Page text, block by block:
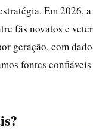
Em 2026,
fãs novatos e
geração, com
fontes